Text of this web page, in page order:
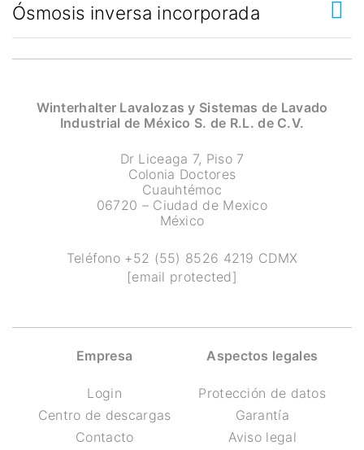
Ósmosis inversa incorporada
Winterhalter Lavalozas y Sistemas de Lavado
Industrial de México S. de R.L. de C.V.
Dr Liceaga 7, Piso 7
Colonia Doctores
Cuauhtémoc
06720 – Ciudad de Mexico
México
Teléfono +52 (55) 8526 4219 CDMX
[email protected]
Empresa
Login
Centro de descargas
Contacto
Aspectos legales
Protección de datos
Garantía
Aviso legal